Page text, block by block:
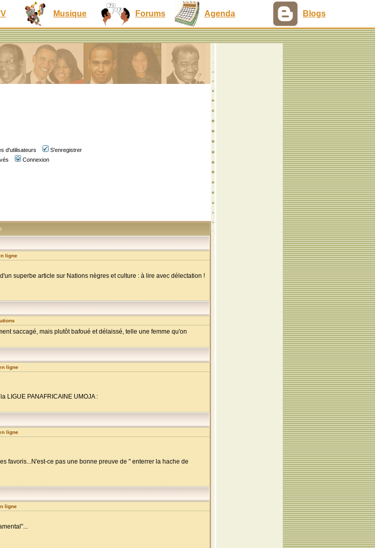
Musique Forums Agenda Blogs
d'utilisateurs
S'enregistrer
Connexion
ligne
superbe article sur Nations nègres et culture : à lire avec délectation !
saccagé, mais plutôt bafoué et délaissé, telle une femme qu'on
ligne
LIGUE PANAFRICAINE UMOJA :
ligne
favoris...N'est-ce pas une bonne preuve de " enterrer la hache de
ligne